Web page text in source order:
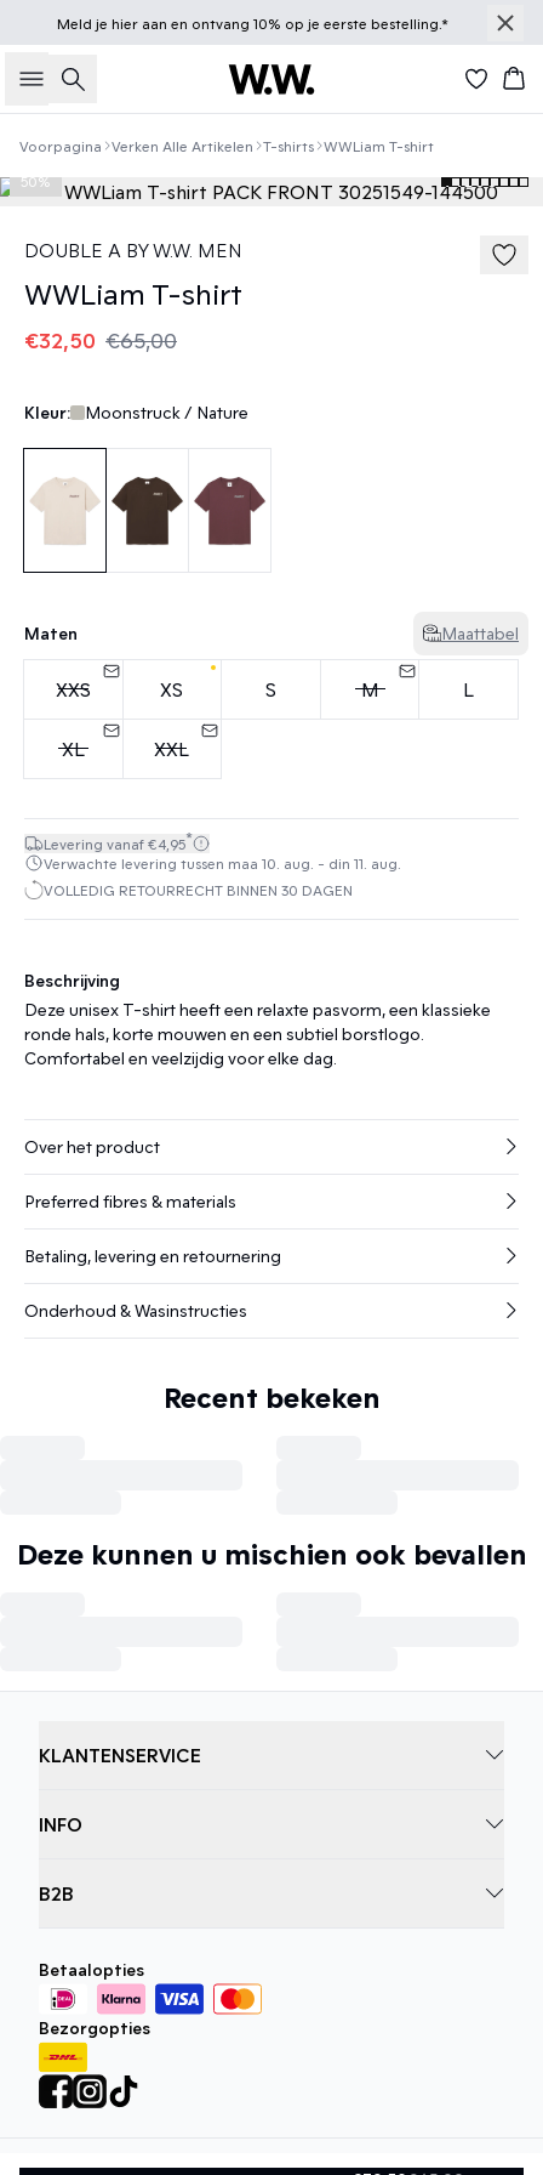
Meld je hieraan en ontvang 10% op je eerste bestelling.*
Zoeken
Voorpagina Verken Alle Artikelen T-shirts WWLiam T-shirt
50%
DOUBLE A BY W.W. MEN
WWLiam T-shirt
€32,50 €65,00
Kleur: Moonstruck / Nature
Maten Maattabel
XXS XS S M L
XL XXL
Levering vanaf €4,95*
Verwachte levering tussen maa 10. aug. - din 11. aug.
VOLLEDIG RETOURRECHT BINNEN 30 DAGEN
Beschrijving
Deze unisex T-shirt heeft een relaxte pasvorm, een klassieke
ronde hals, korte mouwen en een subtiel borstlogo.
Comfortabel en veelzijdig voor elke dag.
Over het product
Preferred fibres & materials
Betaling, levering en retournering
Onderhoud & Wasinstructies
Recent bekeken
Deze kunnen u mischien ook bevallen
KLANTENSERVICE
INFO
B2B
Betaalopties
Bezorgopties